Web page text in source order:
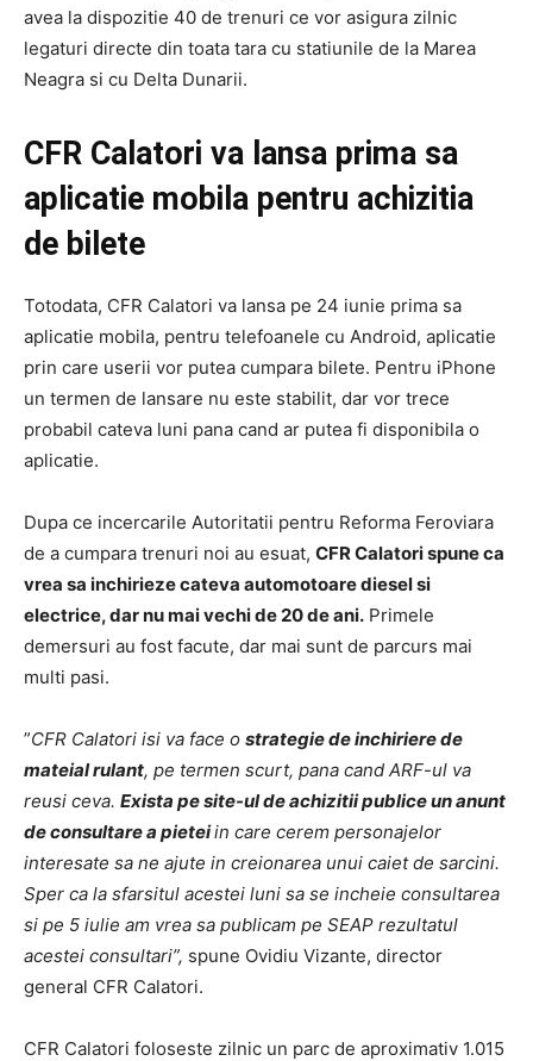
avea la dispozitie 40 de trenuri ce vor asigura zilnic
legaturi directe din toata tara cu statiunile de la Marea
Neagra si cu Delta Dunarii.
CFR Calatori va lansa prima sa
aplicatie mobila pentru achizitia
de bilete
Totodata, CFR Calatori va lansa pe 24 iunie prima sa
aplicatie mobila, pentru telefoanele cu Android, aplicatie
prin care userii vor putea cumpara bilete. Pentru iPhone
un termen de lansare nu este stabilit, dar vor trece
probabil cateva luni pana cand ar putea fi disponibila o
aplicatie.
Dupa ce incercarile Autoritatii pentru Reforma Feroviara
de a cumpara trenuri noi au esuat, CFR Calatori spune ca
vrea sa inchirieze cateva automotoare diesel si
electrice, dar nu mai vechi de 20 de ani. Primele
demersuri au fost facute, dar mai sunt de parcurs mai
multi pasi.
”CFR Calatori isi va face o strategie de inchiriere de
mateial rulant, pe termen scurt, pana cand ARF-ul va
reusi ceva. Exista pe site-ul de achizitii publice un anunt
de consultare a pieteiin care cerem personajelor
interesate sa ne ajute in creionarea unui caiet de sarcini.
Sper ca la sfarsitul acestei luni sa se incheie consultarea
si pe 5 iulie am vrea sa publicam pe SEAP rezultatul
acestei consultari”, spune Ovidiu Vizante, director
general CFR Calatori.
CFR Calatori foloseste zilnic un parc de aproximativ 1.015